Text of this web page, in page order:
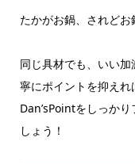
たかがお鍋、されどお
同じ具材でも、いい
寧にポイントを抑えれ
Dan’sPointをしっか
しょう！